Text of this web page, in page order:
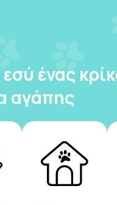
εσύ ένας
αγάπης